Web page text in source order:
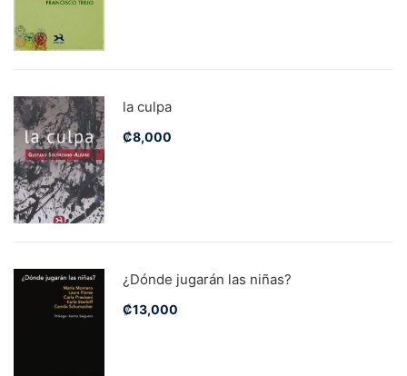
la culpa
₡8,000
¿Dónde jugarán las niñas?
₡13,000